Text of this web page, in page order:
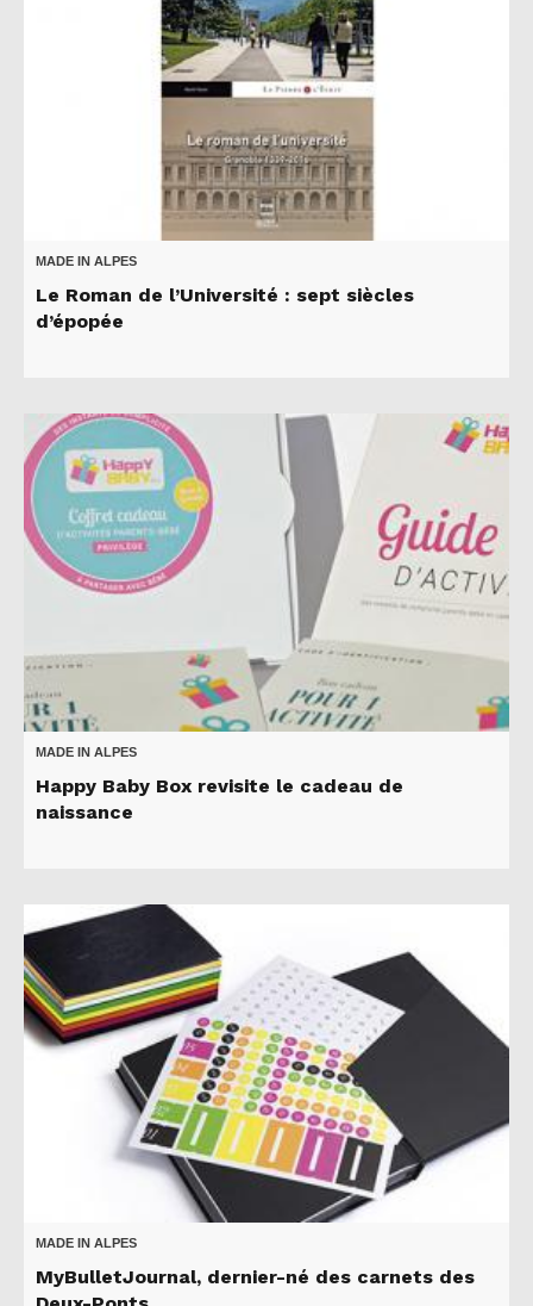
MADE IN ALPES
Le Roman de l’Université : sept siècles
d’épopée
MADE IN ALPES
Happy Baby Box revisite le cadeau de
naissance
MADE IN ALPES
MyBulletJournal, dernier-né des carnets des